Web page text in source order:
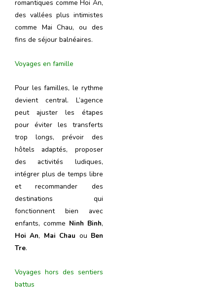
romantiques comme Hoi An,
des vallées plus intimistes
comme Mai Chau, ou des
fins de séjour balnéaires.
Voyages en famille
Pour les familles, le rythme
devient central. L’agence
peut ajuster les étapes
pour éviter les transferts
trop longs, prévoir des
hôtels adaptés, proposer
des activités ludiques,
intégrer plus de temps libre
et recommander des
destinations qui
fonctionnent bien avec
enfants, comme Ninh Binh,
Hoi An, Mai Chau ou Ben
Tre.
Voyages hors des sentiers
battus